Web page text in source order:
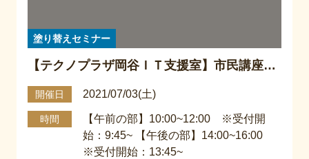
塗り替えセミナー
【テクノプラザ岡谷ＩＴ支援室】市民講座
『塗り替えセミナー』
開催日 2021/07/03(土)
時間
【午前の部】10:00~12:00 ※受付開
始：9:45~ 【午後の部】14:00~16:00
※受付開始：13:45~